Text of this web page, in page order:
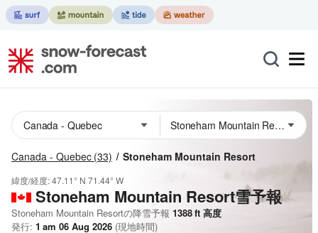
Canada - Quebec (33) Stoneham Mountain Resort
緯度/経度:47.11° N 71.44° W
Stoneham Mountain Resort雪予報
Stoneham Mountain Resortの降雪予報 1388ft 高度
発行: 1 am 06 Aug 2026 (現地時間)